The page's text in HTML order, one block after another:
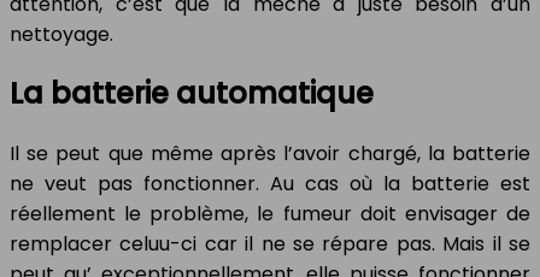
nettoyage.
La batterie automatique
Il se peut que même après l’avoir chargé, la batterie
ne veut pas fonctionner. Au cas où la batterie est
réellement le problème, le fumeur doit envisager de
remplacer celuu-ci car il ne se répare pas. Mais il se